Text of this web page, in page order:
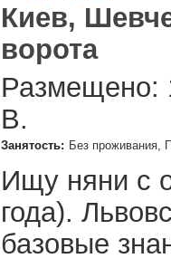
Киев,
ворота
Размещено:
B.
Занятость: Без проживания,
Ищу няни с
года).
базовые